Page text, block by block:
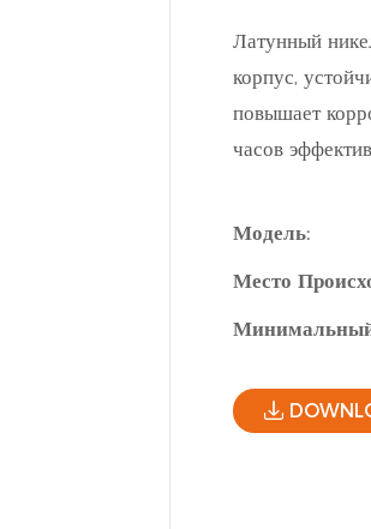
Латунный
корпус,
повышает
часов
Модель:
Место